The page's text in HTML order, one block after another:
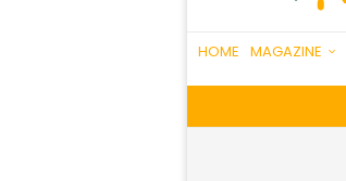
HOME MAGAZINE